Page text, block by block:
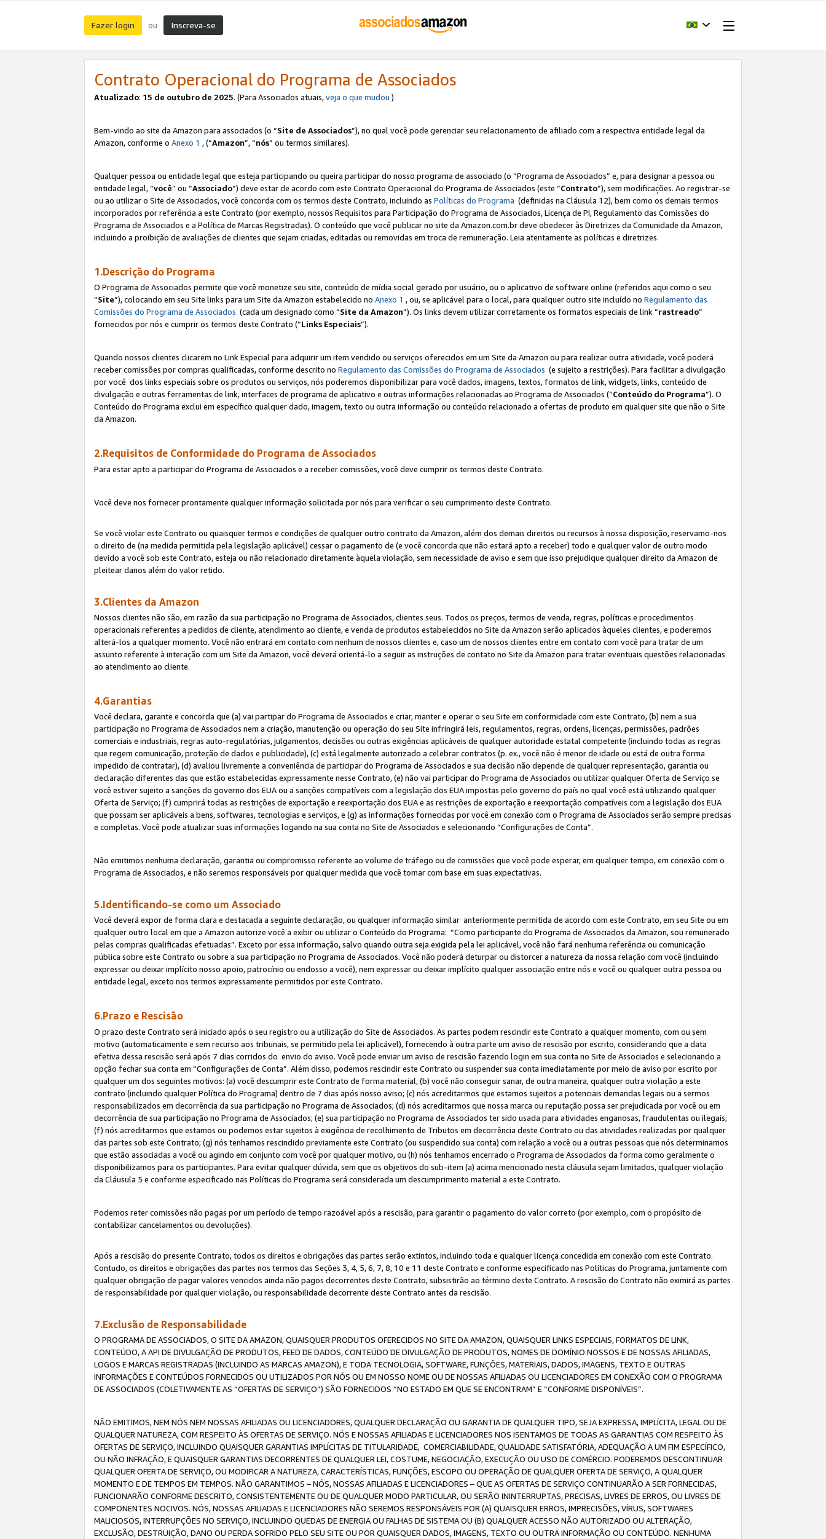
Fazer login ou Inscreva-se
Contrato Operacional do Programa de Associados
Atualizado: 15 de outubro de 2025. (Para Associados atuais,veja o que mudou )
Bem-vindo ao site da Amazon para associados (o “Site de Associados”), no qual você pode gerenciar seu relacionamento de afiliado com a respectiva entidade legal da
Amazon, conforme o Anexo 1 , (“Amazon”, “nós” ou termos similares).
Qualquer pessoa ou entidade legal que esteja participando ou queira participar do nosso programa de associado (o “Programa de Associados” e, para designar a pessoa ou
entidade legal, “você” ou “Associado”) deve estar de acordo com este Contrato Operacional do Programa de Associados (este “Contrato”), sem modificações. Ao registrar-se
ou ao utilizar o Site de Associados, você concorda com os termos deste Contrato, incluindo as Políticas do Programa (definidas na Cláusula 12), bem como os demais termos
incorporados por referência a este Contrato (por exemplo, nossos Requisitos para Participação do Programa de Associados, Licença de PI, Regulamento das Comissões do
Programa de Associados e a Política de Marcas Registradas). O conteúdo que você publicar no site da Amazon.com.br deve obedecer às Diretrizes da Comunidade da Amazon,
incluindo a proibição de avaliações de clientes que sejam criadas, editadas ou removidas em troca de remuneração. Leia atentamente as políticas e diretrizes.
1.Descrição do Programa
O Programa de Associados permite que você monetize seu site, conteúdo de mídia social gerado por usuário, ou o aplicativo de software online (referidos aqui como o seu
“Site”), colocando em seu Site links para um Site da Amazon estabelecido no Anexo 1 , ou, se aplicável para o local, para qualquer outro site incluído no Regulamento das
Comissões do Programa de Associados (cada um designado como “Site da Amazon”). Os links devem utilizar corretamente os formatos especiais de link “rastreado”
fornecidos por nós e cumprir os termos deste Contrato (“Links Especiais”).
Quando nossos clientes clicarem no Link Especial para adquirir um item vendido ou serviços oferecidos em um Site da Amazon ou para realizar outra atividade, você poderá
receber comissões por compras qualificadas, conforme descrito no Regulamento das Comissões do Programa de Associados (e sujeito a restrições). Para facilitar a divulgação
por você dos links especiais sobre os produtos ou serviços, nós poderemos disponibilizar para você dados, imagens, textos, formatos de link, widgets, links, conteúdo de
divulgação e outras ferramentas de link, interfaces de programa de aplicativo e outras informações relacionadas ao Programa de Associados (“Conteúdo do Programa”). O
Conteúdo do Programa exclui em específico qualquer dado, imagem, texto ou outra informação ou conteúdo relacionado a ofertas de produto em qualquer site que não o Site
da Amazon.
2.Requisitos de Conformidade do Programa de Associados
Para estar apto a participar do Programa de Associados e a receber comissões, você deve cumprir os termos deste Contrato.
Você deve nos fornecer prontamente qualquer informação solicitada por nós para verificar o seu cumprimento deste Contrato.
Se você violar este Contrato ou quaisquer termos e condições de qualquer outro contrato da Amazon, além dos demais direitos ou recursos à nossa disposição, reservamo-nos
o direito de (na medida permitida pela legislação aplicável) cessar o pagamento de (e você concorda que não estará apto a receber) todo e qualquer valor de outro modo
devido a você sob este Contrato, esteja ou não relacionado diretamente àquela violação, sem necessidade de aviso e sem que isso prejudique qualquer direito da Amazon de
pleitear danos além do valor retido.
3.Clientes da Amazon
Nossos clientes não são, em razão da sua participação no Programa de Associados, clientes seus. Todos os preços, termos de venda, regras, políticas e procedimentos
operacionais referentes a pedidos de cliente, atendimento ao cliente, e venda de produtos estabelecidos no Site da Amazon serão aplicados àqueles clientes, e poderemos
alterá-los a qualquer momento. Você não entrará em contato com nenhum de nossos clientes e, caso um de nossos clientes entre em contato com você para tratar de um
assunto referente à interação com um Site da Amazon, você deverá orientá-lo a seguir as instruções de contato no Site da Amazon para tratar eventuais questões relacionadas
ao atendimento ao cliente.
4.Garantias
Você declara, garante e concorda que (a) vai partipar do Programa de Associados e criar, manter e operar o seu Site em conformidade com este Contrato, (b) nem a sua
participação no Programa de Associados nem a criação, manutenção ou operação do seu Site infringirá leis, regulamentos, regras, ordens, licenças, permissões, padrões
comerciais e industriais, regras auto-regulatórias, julgamentos, decisões ou outras exigências aplicáveis de qualquer autoridade estatal competente (incluindo todas as regras
que regem comunicação, proteção de dados e publicidade), (c) está legalmente autorizado a celebrar contratos (p. ex., você não é menor de idade ou está de outra forma
impedido de contratar), (d) avaliou livremente a conveniência de participar do Programa de Associados e sua decisão não depende de qualquer representação, garantia ou
declaração diferentes das que estão estabelecidas expressamente nesse Contrato, (e) não vai participar do Programa de Associados ou utilizar qualquer Oferta de Serviço se
você estiver sujeito a sanções do governo dos EUA ou a sanções compatíveis com a legislação dos EUA impostas pelo governo do país no qual você está utilizando qualquer
Oferta de Serviço; (f) cumprirá todas as restrições de exportação e reexportação dos EUA e as restrições de exportação e reexportação compatíveis com a legislação dos EUA
que possam ser aplicáveis a bens, softwares, tecnologias e serviços, e (g) as informações fornecidas por você em conexão com o Programa de Associados serão sempre precisas
e completas. Você pode atualizar suas informações logando na sua conta no Site de Associados e selecionando “Configurações de Conta”.
Não emitimos nenhuma declaração, garantia ou compromisso referente ao volume de tráfego ou de comissões que você pode esperar, em qualquer tempo, em conexão com o
Programa de Associados, e não seremos responsáveis por qualquer medida que você tomar com base em suas expectativas.
5.Identificando-se como um Associado
Você deverá expor de forma clara e destacada a seguinte declaração, ou qualquer informação similar anteriormente permitida de acordo com este Contrato, em seu Site ou em
qualquer outro local em que a Amazon autorize você a exibir ou utilizar o Conteúdo do Programa: “Como participante do Programa de Associados da Amazon, sou remunerado
pelas compras qualificadas efetuadas”. Exceto por essa informação, salvo quando outra seja exigida pela lei aplicável, você não fará nenhuma referência ou comunicação
pública sobre este Contrato ou sobre a sua participação no Programa de Associados. Você não poderá deturpar ou distorcer a natureza da nossa relação com você (incluindo
expressar ou deixar implícito nosso apoio, patrocínio ou endosso a você), nem expressar ou deixar implícito qualquer associação entre nós e você ou qualquer outra pessoa ou
entidade legal, exceto nos termos expressamente permitidos por este Contrato.
6.Prazo e Rescisão
O prazo deste Contrato será iniciado após o seu registro ou a utilização do Site de Associados. As partes podem rescindir este Contrato a qualquer momento, com ou sem
motivo (automaticamente e sem recurso aos tribunais, se permitido pela lei aplicável), fornecendo à outra parte um aviso de rescisão por escrito, considerando que a data
efetiva dessa rescisão será após 7 dias corridos do envio do aviso. Você pode enviar um aviso de rescisão fazendo login em sua conta no Site de Associados e selecionando a
opção fechar sua conta em “Configurações de Conta”. Além disso, podemos rescindir este Contrato ou suspender sua conta imediatamente por meio de aviso por escrito por
qualquer um dos seguintes motivos: (a) você descumprir este Contrato de forma material, (b) você não conseguir sanar, de outra maneira, qualquer outra violação a este
contrato (incluindo qualquer Política do Programa) dentro de 7 dias após nosso aviso; (c) nós acreditarmos que estamos sujeitos a potenciais demandas legais ou a sermos
responsabilizados em decorrência da sua participação no Programa de Associados; (d) nós acreditarmos que nossa marca ou reputação possa ser prejudicada por você ou em
decorrência de sua participação no Programa de Associados; (e) sua participação no Programa de Associados ter sido usada para atividades enganosas, fraudulentas ou ilegais;
(f) nós acreditarmos que estamos ou podemos estar sujeitos à exigência de recolhimento de Tributos em decorrência deste Contrato ou das atividades realizadas por qualquer
das partes sob este Contrato; (g) nós tenhamos rescindido previamente este Contrato (ou suspendido sua conta) com relação a você ou a outras pessoas que nós determinamos
que estão associadas a você ou agindo em conjunto com você por qualquer motivo, ou (h) nós tenhamos encerrado o Programa de Associados da forma como geralmente o
disponibilizamos para os participantes. Para evitar qualquer dúvida, sem que os objetivos do sub-item (a) acima mencionado nesta cláusula sejam limitados, qualquer violação
da Cláusula 5 e conforme especificado nas Políticas do Programa será considerada um descumprimento material a este Contrato.
Podemos reter comissões não pagas por um período de tempo razoável após a rescisão, para garantir o pagamento do valor correto (por exemplo, com o propósito de
contabilizar cancelamentos ou devoluções).
Após a rescisão do presente Contrato, todos os direitos e obrigações das partes serão extintos, incluindo toda e qualquer licença concedida em conexão com este Contrato.
Contudo, os direitos e obrigações das partes nos termos das Seções 3, 4, 5, 6, 7, 8, 10 e 11 deste Contrato e conforme especificado nas Políticas do Programa, juntamente com
qualquer obrigação de pagar valores vencidos ainda não pagos decorrentes deste Contrato, subsistirão ao término deste Contrato. A rescisão do Contrato não eximirá as partes
de responsabilidade por qualquer violação, ou responsabilidade decorrente deste Contrato antes da rescisão.
7.Exclusão de Responsabilidade
O PROGRAMA DE ASSOCIADOS, O SITE DA AMAZON, QUAISQUER PRODUTOS OFERECIDOS NO SITE DA AMAZON, QUAISQUER LINKS ESPECIAIS, FORMATOS DE LINK,
CONTEÚDO, A API DE DIVULGAÇÃO DE PRODUTOS, FEED DE DADOS, CONTEÚDO DE DIVULGAÇÃO DE PRODUTOS, NOMES DE DOMÍNIO NOSSOS E DE NOSSAS AFILIADAS,
LOGOS E MARCAS REGISTRADAS (INCLUINDO AS MARCAS AMAZON), E TODA TECNOLOGIA, SOFTWARE, FUNÇÕES, MATERIAIS, DADOS, IMAGENS, TEXTO E OUTRAS
INFORMAÇÕES E CONTEÚDOS FORNECIDOS OU UTILIZADOS POR NÓS OU EM NOSSO NOME OU DE NOSSAS AFILIADAS OU LICENCIADORES EM CONEXÃO COM O PROGRAMA
DE ASSOCIADOS (COLETIVAMENTE AS “OFERTAS DE SERVIÇO”) SÃO FORNECIDOS “NO ESTADO EM QUE SE ENCONTRAM” E “CONFORME DISPONÍVEIS”.
NÃO EMITIMOS, NEM NÓS NEM NOSSAS AFILIADAS OU LICENCIADORES, QUALQUER DECLARAÇÃO OU GARANTIA DE QUALQUER TIPO, SEJA EXPRESSA, IMPLÍCITA, LEGAL OU DE
QUALQUER NATUREZA, COM RESPEITO ÀS OFERTAS DE SERVIÇO. NÓS E NOSSAS AFILIADAS E LICENCIADORES NOS ISENTAMOS DE TODAS AS GARANTIAS COM RESPEITO ÀS
OFERTAS DE SERVIÇO, INCLUINDO QUAISQUER GARANTIAS IMPLÍCITAS DE TITULARIDADE, COMERCIABILIDADE, QUALIDADE SATISFATÓRIA, ADEQUAÇÃO A UM FIM ESPECÍFICO,
OU NÃO INFRAÇÃO, E QUAISQUER GARANTIAS DECORRENTES DE QUALQUER LEI, COSTUME, NEGOCIAÇÃO, EXECUÇÃO OU USO DE COMÉRCIO. PODEREMOS DESCONTINUAR
QUALQUER OFERTA DE SERVIÇO, OU MODIFICAR A NATUREZA, CARACTERÍSTICAS, FUNÇÕES, ESCOPO OU OPERAÇÃO DE QUALQUER OFERTA DE SERVIÇO, A QUALQUER
MOMENTO E DE TEMPOS EM TEMPOS. NÃO GARANTIMOS – NÓS, NOSSAS AFILIADAS E LICENCIADORES – QUE AS OFERTAS DE SERVIÇO CONTINUARÃO A SER FORNECIDAS,
FUNCIONARÃO CONFORME DESCRITO, CONSISTENTEMENTE OU DE QUALQUER MODO PARTICULAR, OU SERÃO ININTERRUPTAS, PRECISAS, LIVRES DE ERROS, OU LIVRES DE
COMPONENTES NOCIVOS. NÓS, NOSSAS AFILIADAS E LICENCIADORES NÃO SEREMOS RESPONSÁVEIS POR (A) QUAISQUER ERROS, IMPRECISÕES, VÍRUS, SOFTWARES
MALICIOSOS, INTERRUPÇÕES NO SERVIÇO, INCLUINDO QUEDAS DE ENERGIA OU FALHAS DE SISTEMA OU (B) QUALQUER ACESSO NÃO AUTORIZADO OU ALTERAÇÃO,
EXCLUSÃO, DESTRUIÇÃO, DANO OU PERDA SOFRIDO PELO SEU SITE OU POR QUAISQUER DADOS, IMAGENS, TEXTO OU OUTRA INFORMAÇÃO OU CONTEÚDO. NENHUMA